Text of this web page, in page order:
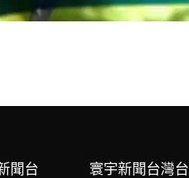
聞台 寰宇新聞台灣台